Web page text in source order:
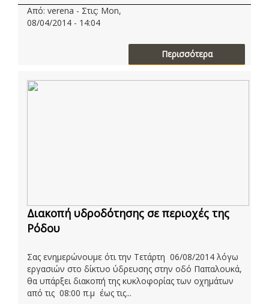
Από: verena - Στις: Mon,
08/04/2014 - 14:04
Περισσότερα
Διακοπή υδροδότησης σε περιοχές της
Ρόδου
Σας ενημερώνουμε ότι την Τετάρτη 06/08/2014 λόγω
εργασιών στο δίκτυο ύδρευσης στην οδό Παπαλουκά,
θα υπάρξει διακοπή της κυκλοφορίας των οχημάτων
από τις 08:00 π.μ έως τις...